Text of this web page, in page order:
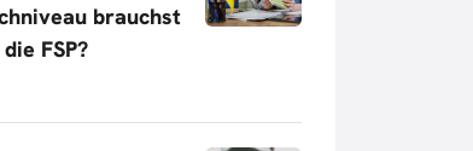
brauchst
FSP?